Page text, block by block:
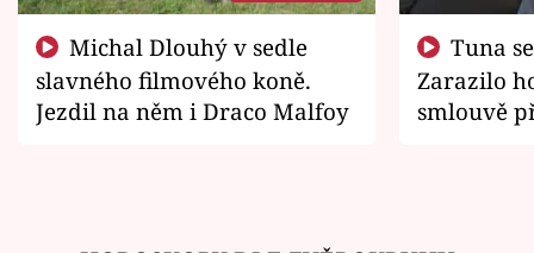
slavného filmového koně.
Jezdil na něm i Draco Malfoy
Zarazilo
smlouvě